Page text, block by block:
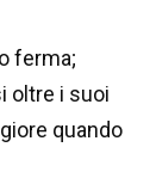
ferma;
oltre i suoi
quando